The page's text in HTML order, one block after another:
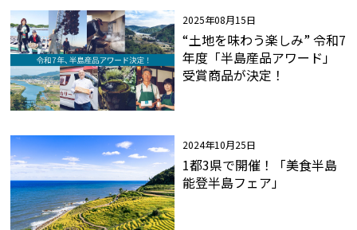
2025年08月15日
“土地を味わう楽しみ” 令和7
年度「半島産品アワード」
受賞商品が決定！
2024年10月25日
1都3県で開催！「美食半島
能登半島フェア」